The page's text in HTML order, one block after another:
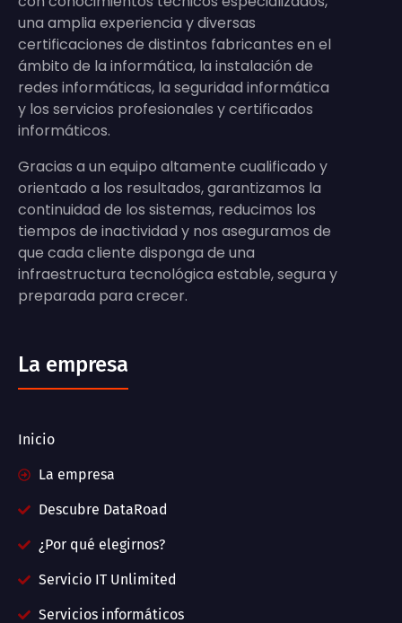
una amplia experiencia y diversas
certificaciones de distintos fabricantes en el
ámbito de la informática, la instalación de
redes informáticas, la seguridad informática
y los servicios profesionales y certificados
informáticos.
Gracias a un equipo altamente cualificado y
orientado a los resultados, garantizamos la
continuidad de los sistemas, reducimos los
tiempos de inactividad y nos aseguramos de
que cada cliente disponga de una
infraestructura tecnológica estable, segura y
preparada para crecer.
La empresa
Inicio
La empresa
Descubre DataRoad
¿Por qué elegirnos?
Servicio IT Unlimited
Servicios informáticos